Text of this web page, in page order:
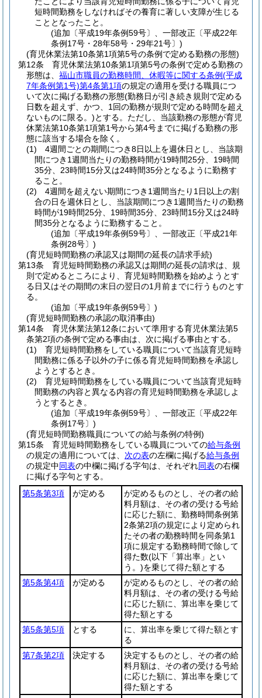
短時間勤務をしなければその養育に著しい支障が生じる
こととなったこと。
(追加〔平成19年条例59号〕、一部改正〔平成22年
条例17号・28年58号・29年21号〕)
(育児休業法第10条第1項第5号の条例で定める勤務の形態)
第12条
育児休業法第10条第1項第5号の条例で定める勤務の
形態は、 福山市職員の勤務時間、休暇等に関する条例(平成
7年条例第1号)第4条第1項の規定の適用を受ける職員につ
いて次に掲げる勤務の形態(勤務日が引き続き規則で定める
日数を超えず、かつ、1回の勤務が規則で定める時間を超え
ないものに限る。)とする。 ただし、当該勤務の形態が育児
休業法第10条第1項第1号から第4号までに掲げる勤務の形
態に該当する場合を除く。
(1)
4週間ごとの期間につき8日以上を週休日とし、当該期
間につき1週間当たりの勤務時間が19時間25分、19時間
35分、23時間15分又は24時間35分となるように勤務す
ること。
(2)
4週間を超えない期間につき1週間当たり1日以上の割
合の日を週休日とし、当該期間につき1週間当たりの勤務
時間が19時間25分、19時間35分、23時間15分又は24時
間35分となるように勤務すること。
(追加〔平成19年条例59号〕、一部改正〔平成21年
条例28号〕)
(育児短時間勤務の承認又は期間の延長の請求手続)
第13条
育児短時間勤務の承認又は期間の延長の請求は、規
則で定めるところにより、育児短時間勤務を始めようとす
る日又はその期間の末日の翌日の1月前までに行うものとす
る。
(追加〔平成19年条例59号〕)
(育児短時間勤務の承認の取消事由)
第14条
育児休業法第12条において準用する育児休業法第5
条第2項の条例で定める事由は、次に掲げる事由とする。
(1)
育児短時間勤務をしている職員について当該育児短時
間勤務に係る子以外の子に係る育児短時間勤務を承認し
ようとするとき。
(2)
育児短時間勤務をしている職員について当該育児短時
間勤務の内容と異なる内容の育児短時間勤務を承認しよ
うとするとき。
(追加〔平成19年条例59号〕、一部改正〔平成22年
条例17号〕)
(育児短時間勤務職員についての給与条例の特例)
第15条
育児短時間勤務をしている職員についての給与条例
の規定の適用については、 次の表の左欄に掲げる給与条例
の規定中同表の中欄に掲げる字句は、それぞれ同表の右欄
に掲げる字句とする。
第5条第3項
が定める
が定めるものとし、その者の給
料月額は、その者の受ける号給
に応じた額に、勤務時間条例第
2条第2項の規定により定められ
たその者の勤務時間を同条第1
項に規定する勤務時間で除して
得た数(以下「算出率」とい
う。)を乗じて得た額とする
第5条第4項
が定める
が定めるものとし、その者の給
料月額は、その者の受ける号給
に応じた額に、算出率を乗じて
得た額とする
第5条第5項
とする
に、算出率を乗じて得た額とす
る
第7条第2項
決定する
決定するものとし、その者の給
料月額は、その者の受ける号給
に応じた額に、算出率を乗じて
得た額とする